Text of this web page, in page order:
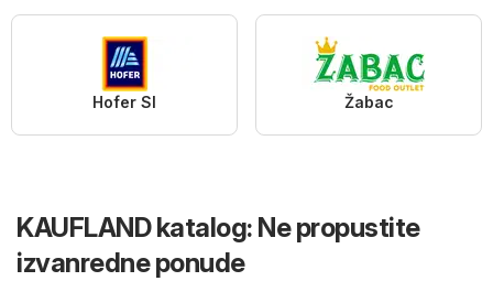
Hofer SI Žabac
KAUFLAND katalog: Ne propustite
izvanredne ponude